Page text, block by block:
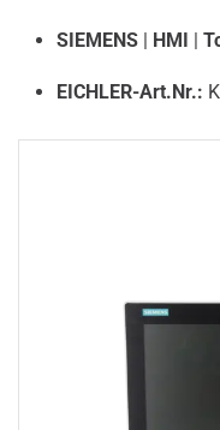
SIEMENS | HMI |
EICHLER-Art.Nr.: